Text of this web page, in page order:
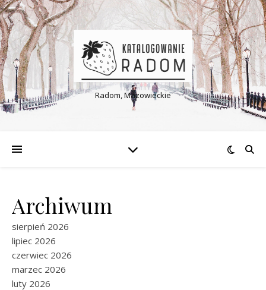
Radom, Mazowieckie
Archiwum
sierpień 2026
lipiec 2026
czerwiec 2026
marzec 2026
luty 2026